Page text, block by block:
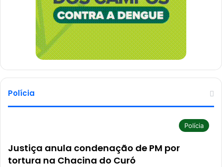
Polícia
Polícia
Justiça anula condenação de PM por
tortura na Chacina do Curó